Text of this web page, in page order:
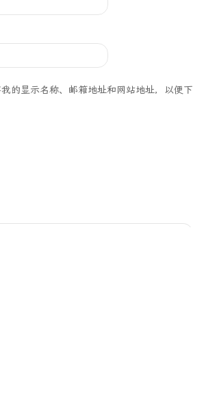
的显示名称、邮箱地址和网站地址，以便下